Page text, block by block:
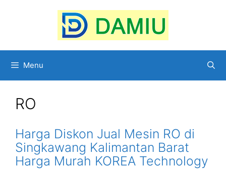
Menu
RO
Harga Diskon Jual Mesin RO di
Singkawang Kalimantan Barat
Harga Murah KOREA Technology